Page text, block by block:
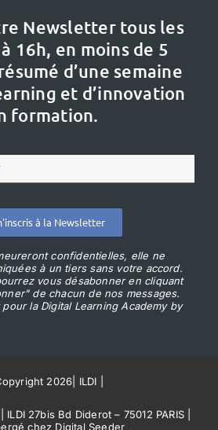
Newsletter tous les
16h, en moins de 5
d’une semaine
et d’innovation
formation.
à la Newsletter
confidentielles, elle ne
à un tiers sans votre accord.
vous désabonner en cliquant
de chacun de nos messages.
la Digital Learning Academy by
2026 ILDI
27bis Bd Diderot – 75012 PARIS |
chez Digital Seeder